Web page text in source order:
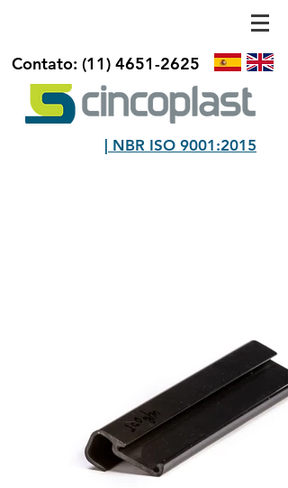
Contato: (11) 4651-2625
| NBR ISO 9001:2015